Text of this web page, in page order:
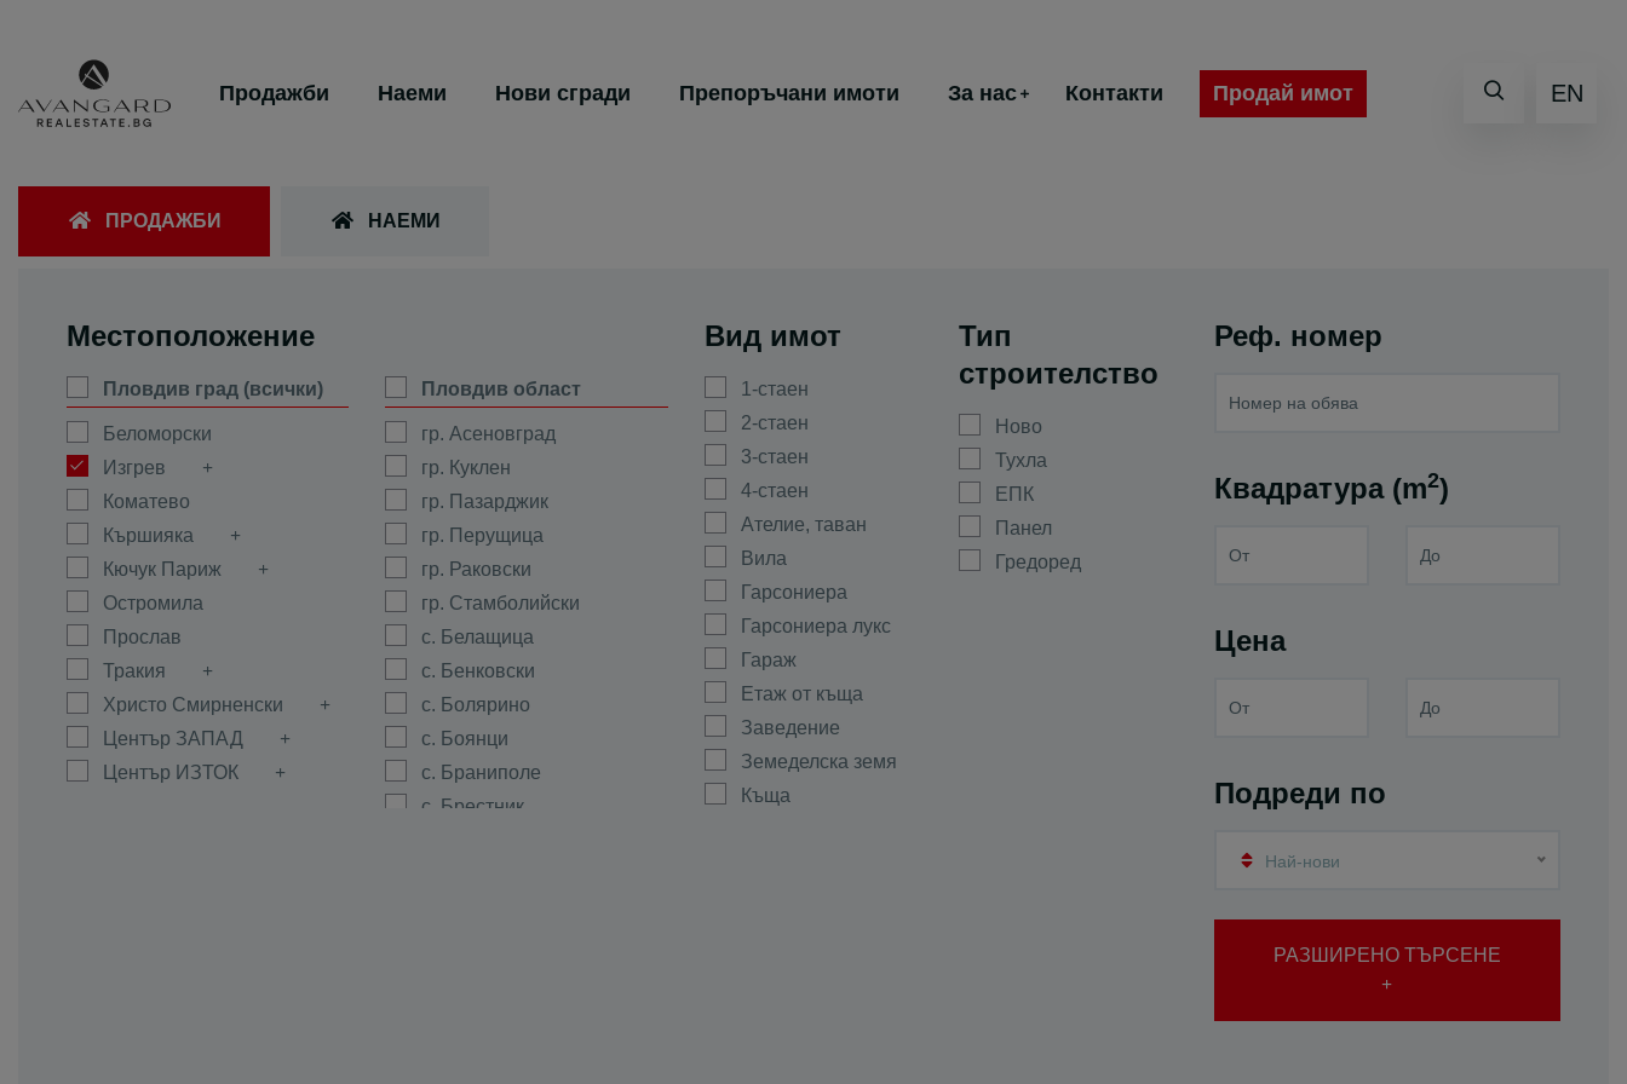
Продажби Наеми Нови сгради Препоръчани имоти За нас Контакти Продай имот EN
ПРОДАЖБИ НАЕМИ
Местоположение
Пловдив град (всички)
Беломорски
Изгрев
Коматево
Кършияка
Кючук Париж
Остромила
Прослав
Тракия
Христо Смирненски
Център ЗАПАД
Център ИЗТОК
Пловдив област
гр. Асеновград
гр. Куклен
гр. Пазарджик
гр. Перущица
гр. Раковски
гр. Стамболийски
с. Белащица
с. Бенковски
с. Болярино
с. Боянци
с. Браниполе
с. Брестник
Вид имот
1-стаен
2-стаен
3-стаен
4-стаен
Ателие, таван
Вила
Гарсониера
Гарсониера лукс
Гараж
Етаж от къща
Заведение
Земеделска земя
Къща
Тип
строителство
Ново
Тухла
ЕПК
Панел
Гредоред
Реф. номер
Квадратура (m2)
Цена
Подреди по
Най-нови
РАЗШИРЕНО ТЪРСЕНЕ